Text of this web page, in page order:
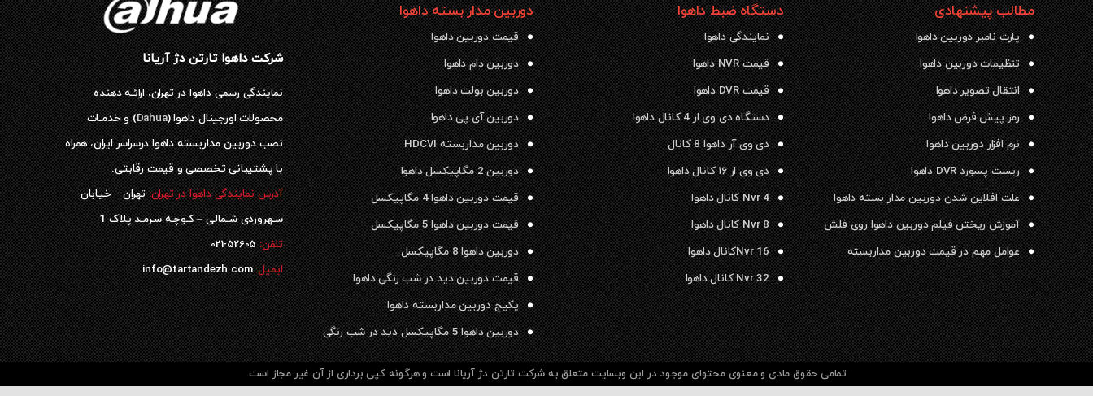
مطالب پیشنهادی
پارت نامبر دوربین داهوا
تنظیمات دوربین داهوا
انتقال تصویر داهوا
رمز پیش فرض داهوا
نرم افزار دوربین داهوا
ریست پسورد DVR داهوا
علت افلاین شدن دوربین مدار بسته داهوا
آموزش ریختن فیلم دوربین داهوا روی فلش
عوامل مهم در قیمت دوربین مداربسته
دستگاه ضبط داهوا
نمایندگی داهوا
قیمت NVR داهوا
قیمت DVR داهوا
دستگاه دی وی ار 4 کانال داهوا
دی وی آر داهوا 8 کانال
دی وی ار ۱۶ کانال داهوا
Nvr 4 کانال داهوا
Nvr 8 کانال داهوا
Nvr 16کانال داهوا
Nvr 32 کانال داهوا
دوربین مدار بسته داهوا
قیمت دوربین داهوا
دوربین دام داهوا
دوربین بولت داهوا
دوربین آی پی داهوا
دوربین مداربسته HDCVI
دوربین 2 مگاپیکسل داهوا
قیمت دوربین داهوا 4 مگاپیکسل
قیمت دوربین داهوا 5 مگاپیکسل
دوربین داهوا 8 مگاپیکسل
قیمت دوربین دید در شب رنگی داهوا
پکیج دوربین مداربسته داهوا
دوربین داهوا 5 مگاپیکسل دید در شب رنگی
شرکت داهوا تارتن دژ آریانا
نمایندگی رسمی داهوا در تهران، ارائـه دهنده
محصولات اورجینال داهوا (Dahua) و خدمـات
نصب دوربین مداربسته داهوا درسراسر ایران، همراه
با پشتیبانی تخصصی و قیمت رقابتی.
آدرس نمایندگی داهوا در تهران:تهران – خیابان
سـهروردی شـمالی – کـوچـه سـرمـد پلاک 1
تلفن:52605-021
ایمیل:info@tartandezh.com
تمامی حقوق مادی و معنوی محتوای موجود در این وبسایت متعلق به شرکت تارتن دژ آریانا است و هرگونه کپی برداری از آن غیر مجاز است.